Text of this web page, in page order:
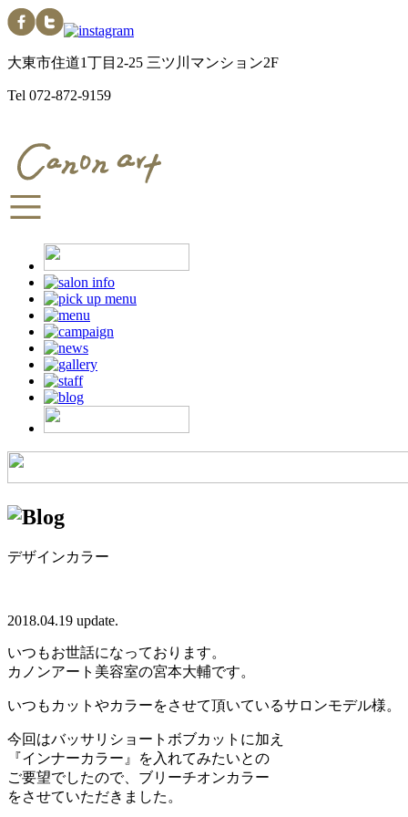
大東市住道1丁目2-25 三ツ川マンション2F
Tel 072-872-9159
デザインカラー
2018.04.19 update.
いつもお世話になっております。
カノンアート美容室の宮本大輔です。
いつもカットやカラーをさせて頂いているサロンモデル様。
今回はバッサリショートボブカットに加え
『インナーカラー』を入れてみたいとの
ご要望でしたので、ブリーチオンカラー
をさせていただきました。